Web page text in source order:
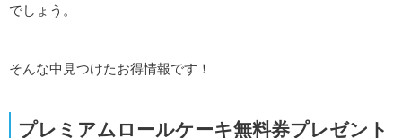
でしょう。
そんな中見つけたお得情報です！
プレミアムロールケーキ無料券プレゼント